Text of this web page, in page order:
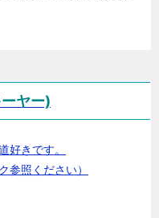
ヤー)
好きです。
参照ください）